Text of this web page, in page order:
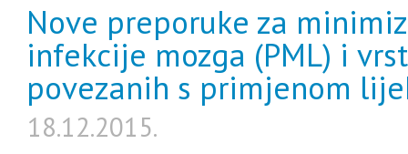
Nove preporuke za
infekcije mozga (PML) i
povezanih s primjenom
18.12.2015.